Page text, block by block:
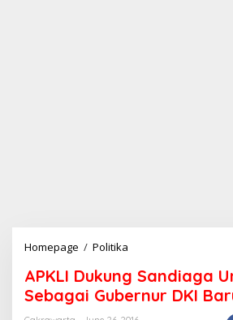
Homepage / Politika
K
L
I
APKLI Dukung Sandiaga
Sebagai Gubernur DKI